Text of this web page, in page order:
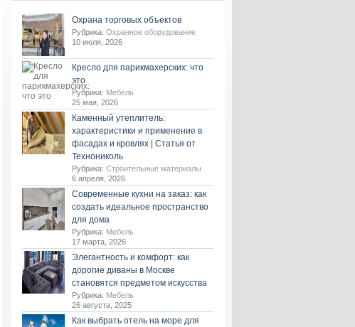
Охрана торговых объектов
Рубрика: Охранное оборудование
10 июля, 2026
Кресло для парикмахерских: что
это
Рубрика: Мебель
25 мая, 2026
Каменный утеплитель:
характеристики и применение в
фасадах и кровлях | Статья от
Технониколь
Рубрика: Строительные материалы
6 апреля, 2026
Современные кухни на заказ: как
создать идеальное пространство
для дома
Рубрика: Мебель
17 марта, 2026
Элегантность и комфорт: как
дорогие диваны в Москве
становятся предметом искусства
Рубрика: Мебель
26 августа, 2025
Как выбрать отель на море для